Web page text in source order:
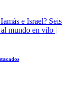
e Israel? Seis
al mundo en vilo |